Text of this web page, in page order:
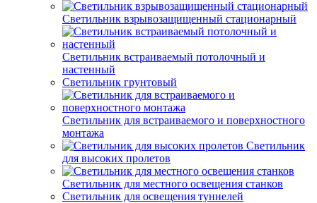
Светильник взрывозащищенный стационарный
Светильник встраиваемый потолочный и
настенный
Светильник грунтовый
Светильник для встраиваемого и поверхностного
монтажа
Светильник
для высоких пролетов
Светильник для местного освещения станков
Светильник для освещения туннелей